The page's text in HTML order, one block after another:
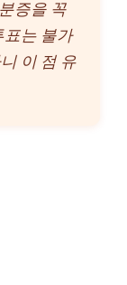
증을 꼭
표는 불가
이 점 유